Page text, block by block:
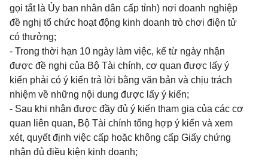
gọi tắt là Ủy ban nhân dân cấp tỉnh) nơi doanh nghiệp
đề nghị tổ chức hoạt động kinh doanh trò chơi điện tử
có thưởng;
- Trong thời hạn 10 ngày làm việc, kể từ ngày nhận
được đề nghị của Bộ Tài chính, cơ quan được lấy ý
kiến phải có ý kiến trả lời bằng văn bản và chịu trách
nhiệm về những nội dung được lấy ý kiến;
- Sau khi nhận được đầy đủ ý kiến tham gia của các cơ
quan liên quan, Bộ Tài chính tổng hợp ý kiến và xem
xét, quyết định việc cấp hoặc không cấp Giấy chứng
nhận đủ điều kiện kinh doanh;